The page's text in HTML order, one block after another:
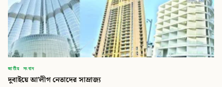
জাতীয় সংবাদ
দুবাইয়ে আ’লীগ নেতাদের সাম্রাজ্য